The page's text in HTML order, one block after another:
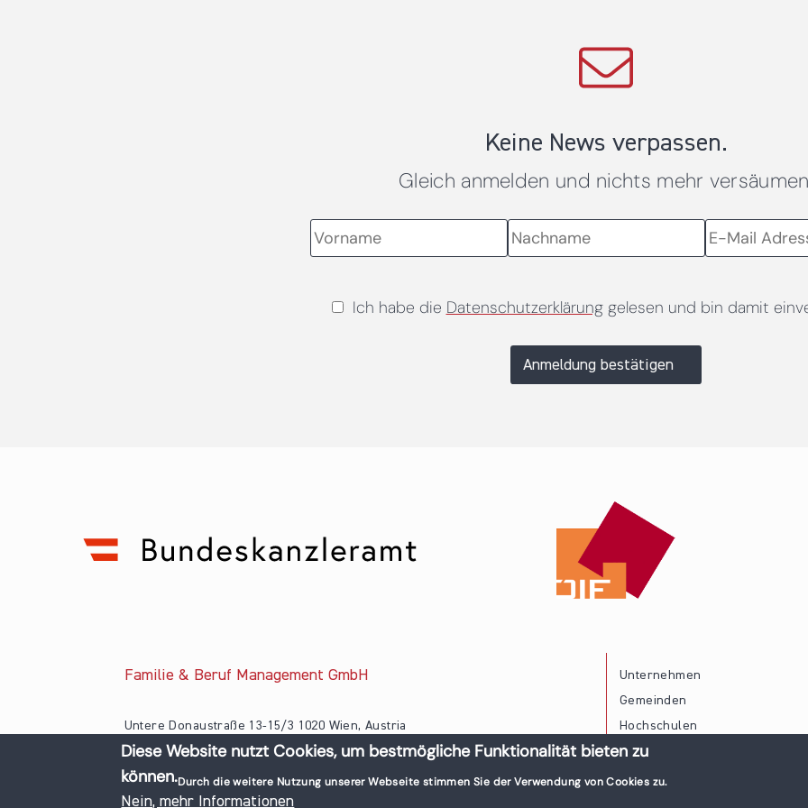
Keine News verpassen.
Gleich anmelden und nichts mehr
Ich habe die Datenschutzerklärunggelesen und bin damit
Anmeldung bestätigen
Familie & Beruf Management GmbH
Untere Donaustraße 13-15/3 1020 Wien, Austria
+43 1 218 50 70
office@familieundberuf.at
Unternehmen
Gemeinden
Hochschulen
Persönliche Vereinbarkeit
© 2026 Familie und Beruf All rights reserved.
Diese Website nutzt Cookies, um bestmögliche Funktionalität bieten zu
können.Durch die weitere Nutzung unserer Webseite stimmen Sie der Verwendung von Cookies zu.
Nein, mehr Informationen